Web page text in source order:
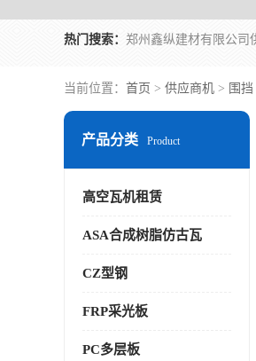
热门搜索：
当前位置： 首页 > 供应商机 > 围挡
产品分类 Product
高空瓦机租赁
ASA合成树脂仿古瓦
CZ型钢
FRP采光板
PC多层板